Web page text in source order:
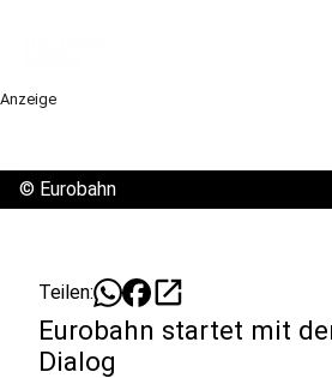
Anzeige
© Eurobahn
Teilen: open_in_new
Eurobahn startet mit
Dialog